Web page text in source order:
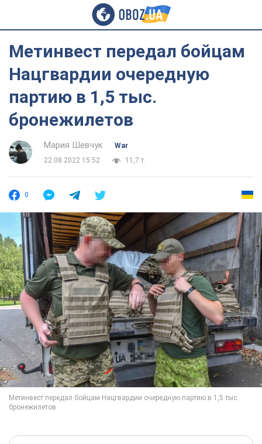
Метинвест передал бойцам
Нацгвардии очередную
партию в 1,5 тыс.
бронежилетов
Мария Шевчук
War
22.08.2022 15:52
11,7 т.
0